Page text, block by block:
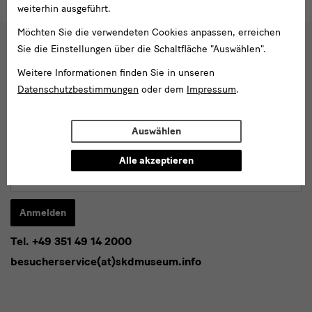
weiterhin ausgeführt.
Möchten Sie die verwendeten Cookies anpassen, erreichen
Sie die Einstellungen über die Schaltfläche "Auswählen".
Weitere Informationen finden Sie in unseren
Datenschutzbestimmungen oder dem Impressum.
Auswählen
Alle akzeptieren
Social
Media
Folgen Sie uns
Blog
Adresse
Anmelden
* Pflichtfeld
Ich stimme derDatenschutzerklärung
Tel. +49 351 49 14 2000
besucherservice(at)skdmuseum.info